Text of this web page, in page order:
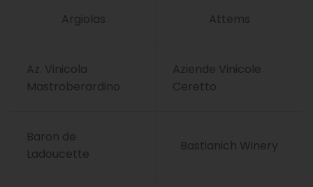
Argiolas Attems
Az. Vinicola
Mastroberardino
Aziende Vinicole
Ceretto
Baron de
Ladoucette
Bastianich Winery